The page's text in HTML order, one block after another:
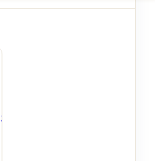
SPIELKULTde